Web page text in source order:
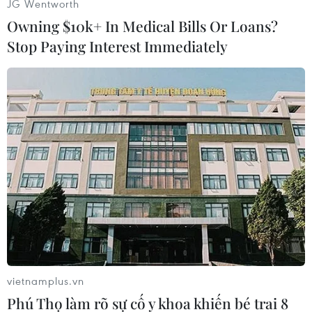
#Liên bang Nga #Nhập khẩu gạo
#Niên vụ
Theo dõi VietnamPlus
TIN CÙNG CHUYÊN MỤC
Sửa đổi Luật Dầu khí: Phân cấp,
JG Wentworth
Owning $10k+ In Medical Bills Or Loans?
Stop Paying Interest Immediately
vietnamplus.vn
Phú Thọ làm rõ sự cố y khoa khiến bé trai 8